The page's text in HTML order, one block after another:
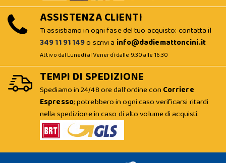
ASSISTENZA CLIENTI
Ti assistiamo in ogni fase del tuo acquisto: contatta il
349 11 91 149o scrivi a info@dadiemattoncini.it
Attivo dal Lunedì al Venerdì dalle 9:30 alle 16:30
TEMPI DI SPEDIZIONE
Spediamo in 24/48 ore dall'ordine con Corriere
Espresso; potrebbero in ogni caso verificarsi ritardi
nella spedizione in caso di alto volume di acquisti.